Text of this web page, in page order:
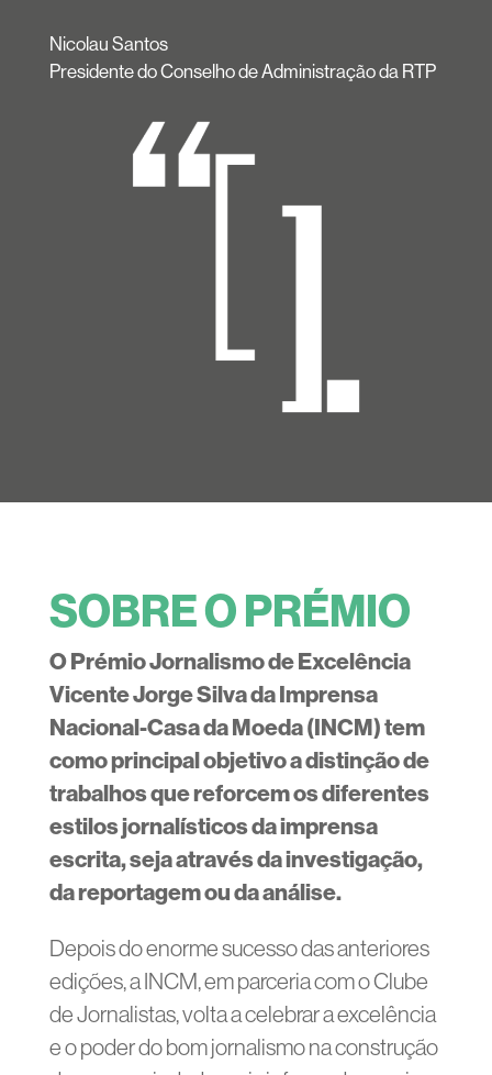
Nicolau Santos
Presidente do Conselho de Administração da RTP
SOBRE O PRÉMIO
O Prémio Jornalismo de Excelência
Vicente Jorge Silva da Imprensa
Nacional-Casa da Moeda (INCM) tem
como principal objetivo a distinção de
trabalhos que reforcem os diferentes
estilos jornalísticos da imprensa
escrita, seja através da investigação,
da reportagem ou da análise.
Depois do enorme sucesso das anteriores
edições, a INCM, em parceria com o Clube
de Jornalistas, volta a celebrar a excelência
e o poder do bom jornalismo na construção